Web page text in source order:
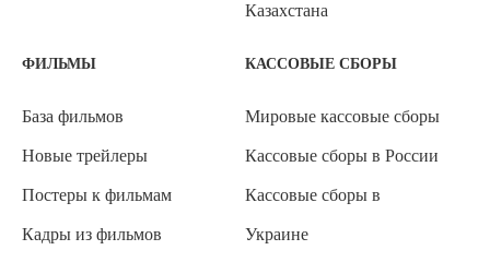
Казахстана
ФИЛЬМЫ
База фильмов
Новые трейлеры
Постеры к фильмам
Кадры из фильмов
КАССОВЫЕ СБОРЫ
Мировые кассовые сборы
Кассовые сборы в России
Кассовые сборы в
Украине